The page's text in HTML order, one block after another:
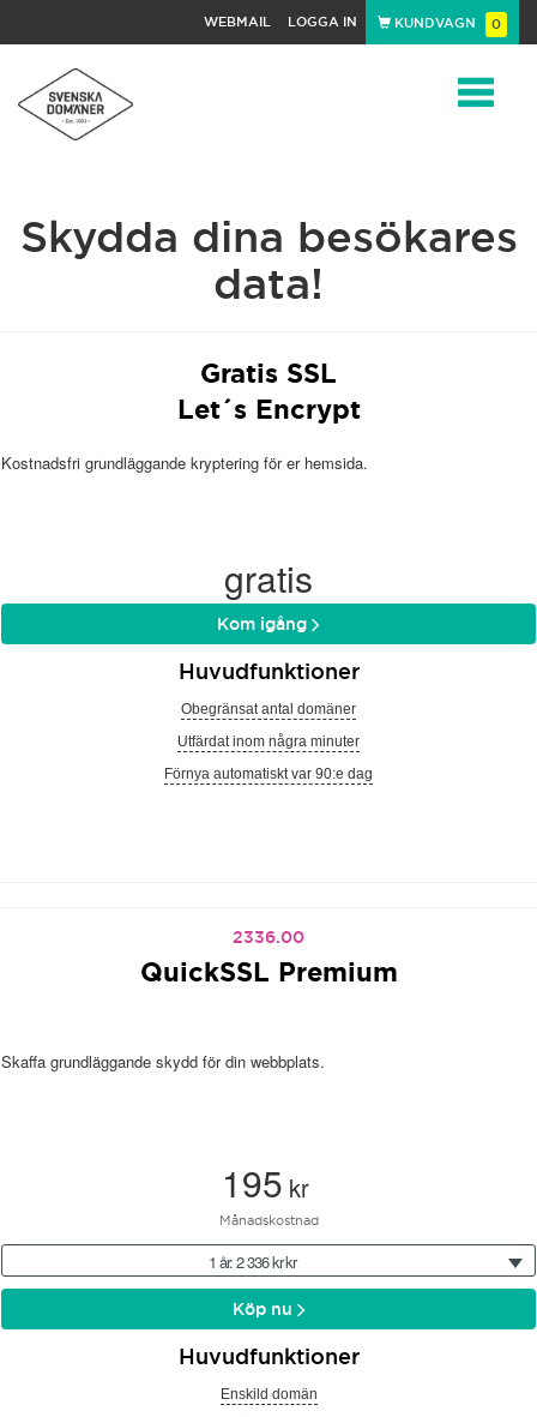
WEBMAIL LOGGA IN KUNDVAGN 0
Skydda dina besökares
data!
Gratis SSL
Let´s Encrypt
Kostnadsfri grundläggande kryptering för er hemsida.
gratis
Kom igång
Huvudfunktioner
Obegränsat antal domäner
Utfärdat inom några minuter
Förnya automatiskt var 90:e dag
2336.00
QuickSSL Premium
Skaffa grundläggande skydd för din webbplats.
195 kr
Månadskostnad
1 år: 2 336 kr kr
Köp nu
Huvudfunktioner
Enskild domän